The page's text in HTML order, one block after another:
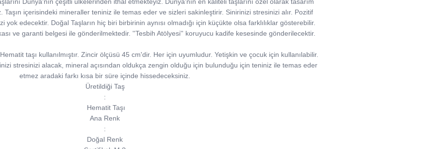
Dünya'nın çeşitli ülkelerinden ithal etmekteyiz. Dünya'nın en kaliteli taşlarını özel olarak tasarım
Taşın içerisindeki mineraller teniniz ile temas eder ve sizleri sakinleştirir. Sinirinizi stresinizi alır. Pozitif
edecektir. Doğal Taşların hiç biri birbirinin aynısı olmadığı için küçükte olsa farklılıklar gösterebilir.
ve garanti belgesi ile gönderilmektedir. ''Tesbih Atölyesi'' koruyucu kadife kesesinde gönderilecektir.
taşı kullanılmıştır. Zincir ölçüsü 45 cm'dir. Her için uyumludur. Yetişkin ve çocuk için kullanılabilir.
stresinizi alacak, mineral açısından oldukça zengin olduğu için bulunduğu için teniniz ile temas eder
etmez aradaki farkı kısa bir süre içinde hissedeceksiniz.
Üretildiği Taş
:
Hematit Taşı
Ana Renk
:
Doğal Renk